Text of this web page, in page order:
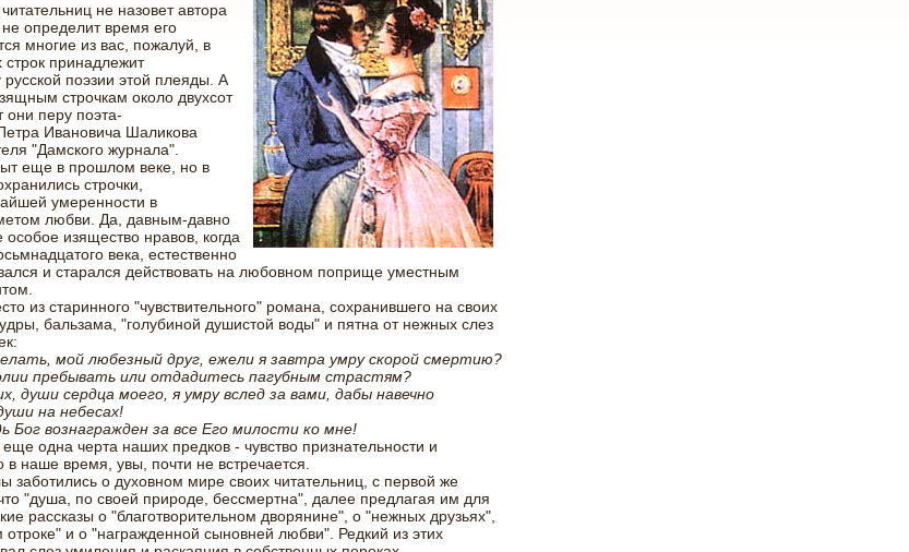
не назовет автора
определит время его
многие из вас, пожалуй, в
принадлежит
поэзии этой плеяды. А
строчкам около двухсот
они перу поэта-
Ивановича Шаликова
"Дамского журнала".
еще в прошлом веке, но в
строчки,
умеренности в
любви. Да, давным-давно
изящество нравов, когда
века, естественно
и старался действовать на любовном поприще уместным
из старинного "чувствительного" романа, сохранившего на своих
бальзама, "голубиной душистой воды" и пятна от нежных слез
мой любезный друг, ежели я завтра умру скорой смертию?
пребывать или отдадитесь пагубным страстям?
души сердца моего, я умру вслед за вами, дабы навечно
на небесах!
Бог вознагражден за все Его милости ко мне!
одна черта наших предков - чувство признательности и
в наше время, увы, почти не встречается.
заботились о духовном мире своих читательниц, с первой же
"душа, по своей природе, бессмертна", далее предлагая им для
рассказы о "благотворительном дворянине", о "нежных друзьях",
отроке" и о "награжденной сыновней любви". Редкий из этих